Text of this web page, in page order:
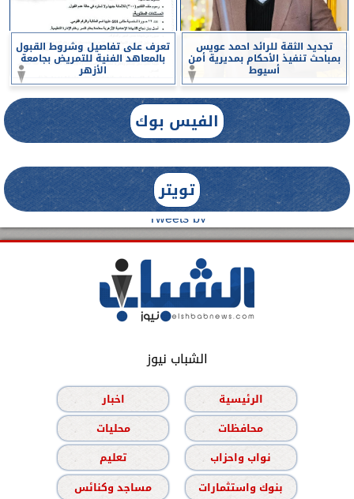
تجديد الثقة للرائد احمد عويس
بمباحث تنفيذ الأحكام بمديرية أمن
أسيوط
تعرف على تفاصيل وشروط القبول
بالمعاهد الفنية للتمريض بجامعة
الأزهر
الفيس بوك
تويتر
Tweets by
الشباب نيوز
الرئيسية
اخبار
محافظات
محليات
نواب واحزاب
تعليم
بنوك واستثمارات
مساجد وكنائس